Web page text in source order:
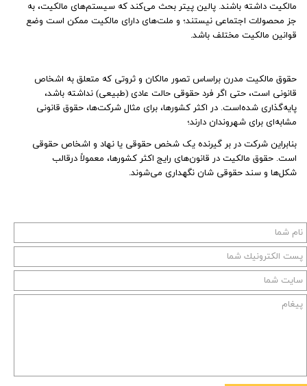
مالکیت داشته باشند. پالین پیتر بحث می‌کند که سیستم‌های مالکیت، به
جز محصولات اجتماعی نیستند؛ و ملت‌های دارای مالکیت ممکن است وضع
قوانین مالکیت مختلف باشد.
حقوق مالکیت مدرن براساس تصور مالکان و ثروتی که متعلق به اشخاص
قانونی است، حتی اگر فرد حقوقی حالت عادی (طبیعی) نداشته باشد،
پایه‌گذاری شده‌است. در اکثر کشورها، برای مثال شرکت‌ها، حقوق قانونی
مشابه‌ای برای شهروندان دارند؛
بنابراین شرکت در بر گیرنده یک شخص حقوقی یا نهاد و اشخاص حقوقی
است. حقوق مالکیت در قانون‌های رایج اکثر کشورها، معمولاً درقالب
شکل‌ها و سند حقوقی شان نگهداری می‌شوند.